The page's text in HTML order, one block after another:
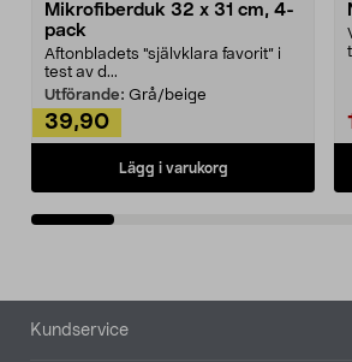
Mikrofiberduk 32 x 31 cm, 4-
pack
Aftonbladets "självklara favorit” i
test av d...
Utförande: Grå/beige
39,90
Lägg i varukorg
Sidfot
Kundservice